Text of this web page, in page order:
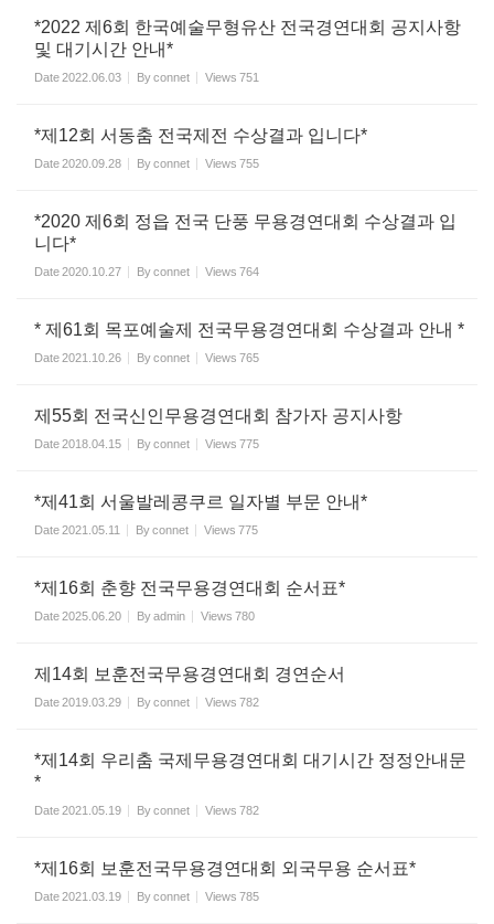
*2022 제6회 한국예술무형유산 전국경연대회 공지사항
및 대기시간 안내*
Date2022.06.03 Byconnet Views 751
*제12회 서동춤 전국제전 수상결과 입니다*
Date2020.09.28 Byconnet Views 755
*2020 제6회 정읍 전국 단풍 무용경연대회 수상결과 입
니다*
Date2020.10.27 Byconnet Views 764
* 제61회 목포예술제 전국무용경연대회 수상결과 안내 *
Date2021.10.26 Byconnet Views 765
제55회 전국신인무용경연대회 참가자 공지사항
Date2018.04.15 Byconnet Views 775
*제41회 서울발레콩쿠르 일자별 부문 안내*
Date2021.05.11 Byconnet Views 775
*제16회 춘향 전국무용경연대회 순서표*
Date2025.06.20 Byadmin Views 780
제14회 보훈전국무용경연대회 경연순서
Date2019.03.29 Byconnet Views 782
*제14회 우리춤 국제무용경연대회 대기시간 정정안내문
*
Date2021.05.19 Byconnet Views 782
*제16회 보훈전국무용경연대회 외국무용 순서표*
Date2021.03.19 Byconnet Views 785